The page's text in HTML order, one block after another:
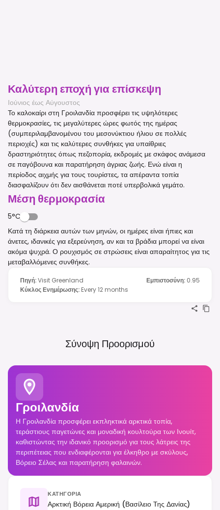
Καλύτερη εποχή για επίσκεψη
Ιούνιος έως Αύγουστος
Το καλοκαίρι στη Γροιλανδία προσφέρει τις υψηλότερες
θερμοκρασίες, τις μεγαλύτερες ώρες φωτός της ημέρας
(συμπεριλαμβανομένου του μεσονύκτιου ήλιου σε πολλές
περιοχές) και τις καλύτερες συνθήκες για υπαίθριες
δραστηριότητες όπως πεζοπορία, εκδρομές με σκάφος ανάμεσα
σε παγόβουνα και παρατήρηση άγριας ζωής. Ενώ είναι η
περίοδος αιχμής για τους τουρίστες, τα απέραντα τοπία
διασφαλίζουν ότι δεν αισθάνεται ποτέ υπερβολικά γεμάτο.
Μέση θερμοκρασία
5°C
Κατά τη διάρκεια αυτών των μηνών, οι ημέρες είναι ήπιες και
άνετες, ιδανικές για εξερεύνηση, αν και τα βράδια μπορεί να είναι
ακόμα ψυχρά. Ο ρουχισμός σε στρώσεις είναι απαραίτητος για τις
μεταβαλλόμενες συνθήκες.
Πηγή:Visit Greenland Εμπιστοσύνη: 0.95
Κύκλος Ενημέρωσης: Every 12 months
Σύνοψη Προορισμού
Γροιλανδία
Η Γροιλανδία προσφέρει εκπληκτικά αρκτικά τοπία,
τεράστιους παγετώνες και μοναδική κουλτούρα των Ινουίτ,
καθιστώντας την ιδανικό προορισμό για τους λάτρεις της
περιπέτειας που ενδιαφέρονται για έλκηθρο με σκύλους,
Βόρειο Σέλας και παρατήρηση φαλαινών.
ΚΑΤΗΓΟΡΊΑ
Αρκτική Βόρεια Αμερική (Βασίλειο Της Δανίας)